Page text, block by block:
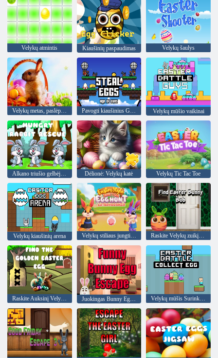
Velykų atmintis Kiaušinių paspaudimas Velykų šaulys
Velykų mūšio vaikinai
Dėlionė: Velykų katė Velykų Tic Tac Toe
Velykų kiaušinių arena Velykų stiliaus jungties kiaušinių medžioklės ekstravagancija Raskite Velykų zuikį Bobą
Raskite Auksinį Velykų kiaušinį Juokingas Bunny Egg Escape Velykų mūšis Surinkite kiaušinį